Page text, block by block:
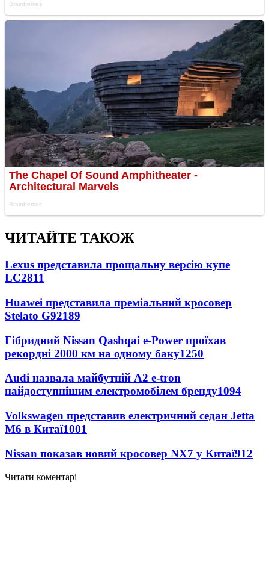
ЧИТАЙТЕ ТАКОЖ
Lexus представила прощальну версію купе
LC2811
Huawei представила преміальний кросовер
Stelato G92189
Гібридний Nissan Qashqai e-Power проїхав
рекордні 2000 км на одному баку1250
Audi назвала майбутній A2 e-tron
найдоступнішим електромобілем бренду1094
Volkswagen представив електричний седан Jetta
M6 в Китаї1001
Nissan показав новий кросовер NX7 у Китаї912
Читати коментарі